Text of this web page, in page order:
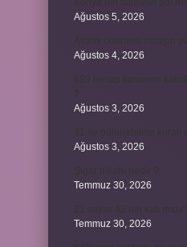
Ağustos 5, 2026
Ağustos 4, 2026
Ağustos 3, 2026
Ağustos 3, 2026
Temmuz 30, 2026
Temmuz 30, 2026